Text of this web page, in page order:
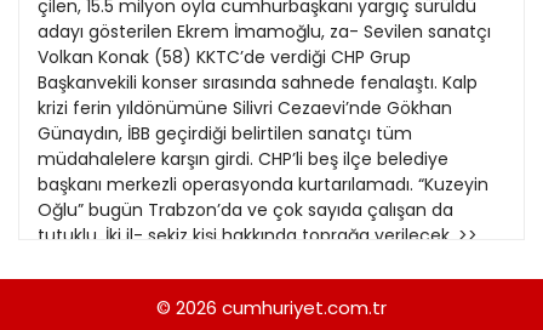
Sürdürülebilir yaşam
Turizm Eki
Yerel Yönetimler
1984
1983
1982
1981
1980
26
27
28
29
30
çilen, 15.5 milyon oyla cumhurbaşkanı yargıç sürüldü
adayı gösterilen Ekrem İmamoğlu, za- Sevilen sanatçı
Volkan Konak (58) KKTC’de verdiği CHP Grup
Başkanvekili konser sırasında sahnede fenalaştı. Kalp
krizi ferin yıldönümüne Silivri Cezaevi’nde Gökhan
Günaydın, İBB geçirdiği belirtilen sanatçı tüm
müdahalelere karşın girdi. CHP’li beş ilçe belediye
başkanı merkezli operasyonda kurtarılamadı. “Kuzeyin
Oğlu” bugün Trabzon’da ve çok sayıda çalışan da
tutuklu. İki il- sekiz kişi hakkında toprağa verilecek. >>
kontrol uygulayan yargıcın kademesinin ‘BİR AVUÇ
İNSAN DURACAK’ ALTIN İŞLETMELERİ ARTIYOR düşürülerek
© 2026 cumhuriyet.com.tr